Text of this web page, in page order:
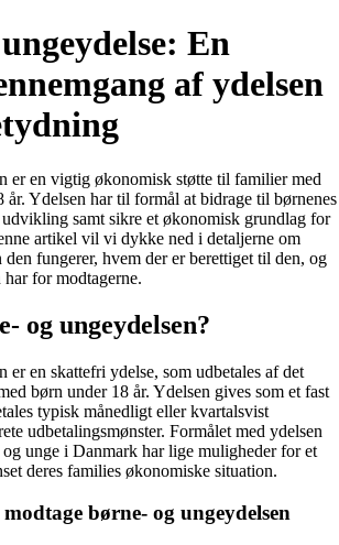
En
af ydelsen
er en vigtig økonomisk støtte til familier med
år. Ydelsen har til formål at bidrage til børnenes
samt sikre et økonomisk grundlag for
artikel vil vi dykke ned i detaljerne om
den fungerer, hvem der er berettiget til den, og
for modtagerne.
og ungeydelsen?
er en skattefri ydelse, som udbetales af det
børn under 18 år. Ydelsen gives som et fast
typisk månedligt eller kvartalsvist
udbetalingsmønster. Formålet med ydelsen
unge i Danmark har lige muligheder for et
deres families økonomiske situation.
børne- og ungeydelsen